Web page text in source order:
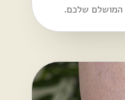
המושלם שלכם.